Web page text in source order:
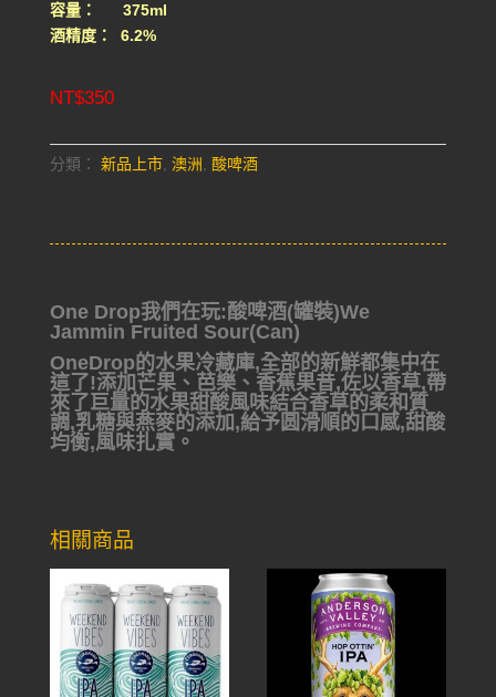
容量： 375ml
酒精度： 6.2%
NT$350
分類： 新品上市, 澳洲, 酸啤酒
One Drop我們在玩:酸啤酒(罐裝)We
Jammin Fruited Sour(Can)
OneDrop的水果冷藏庫,全部的新鮮都集中在
這了!添加芒果、芭樂、香蕉果昔,佐以香草,帶
來了巨量的水果甜酸風味結合香草的柔和質
調,乳糖與燕麥的添加,給予圆滑順的口感,甜酸
均衡,風味扎實。
相關商品